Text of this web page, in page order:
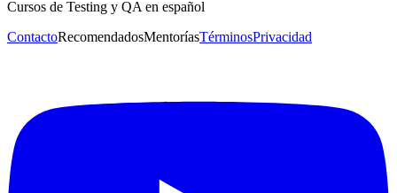
Cursos de Testing y QA en español
ContactoRecomendadosMentoríasTérminosPrivacidad